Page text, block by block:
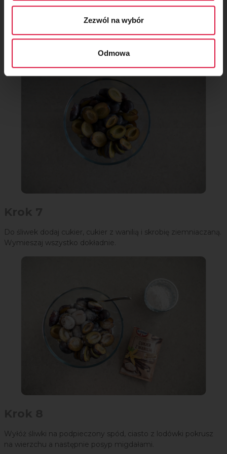
Zezwól na wybór
Odmowa
Krok 6
ćwiartki.
Do śliwek dodaj cukier, cukier z wanilią i skrobię ziemniaczaną.
Wymieszaj wszystko dokładnie.
Wyłóż śliwki na podpieczony spód, ciasto z lodówki pokrusz
na wierzchu a następnie posyp migdałami.